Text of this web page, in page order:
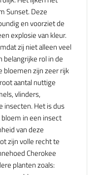
Sunset. Deze
en voorziet de
explosie van kleur.
zij niet alleen veel
belangrijke rol in de
bloemen zijn zeer rijk
aantal nuttige
vlinders,
insecten. Het is dus
in een insect
van deze
zijn volle recht te
Cherokee
planten zoals: